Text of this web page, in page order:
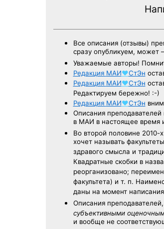
Все описания (отзывы)
сразу опубликуем, может
Уважаемые авторы!
Редакция МАИ♥СтЭн
Редакция МАИ♥СтЭн
Редактируем бережно! :-)
Редакция МАИ♥СтЭн
Описания преподавателей
в МАИ в настоящее время
Во второй половине 2010-х
хочет называть
здравого смысла и
Квадратные скобки в
реорганизовано;
факультета) и т. п.
даны на момент
Описания
субъективными
и вообще не